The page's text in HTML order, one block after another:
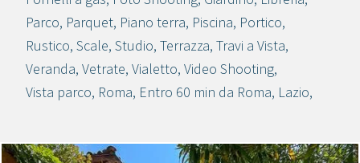
Parco, Parquet, Piano terra, Piscina, Portico,
Rustico, Scale, Studio, Terrazza, Travi a Vista,
Veranda, Vetrate, Vialetto, Video Shooting,
Vista parco, Roma, Entro 60 min da Roma, Lazio,